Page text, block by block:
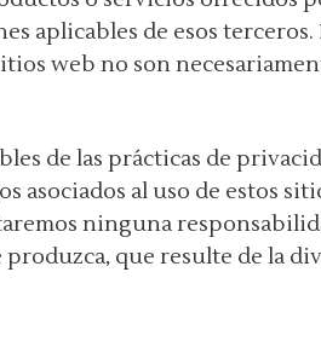
aplicables de esos
web no son
de las prácticas de
asociados al uso de estos
ninguna
produzca, que resulte de la